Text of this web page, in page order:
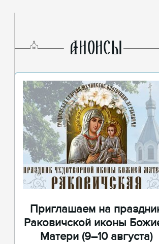
AНОНСЫ
Приглашаем на
Раковичской иконы
Матери (9–10 августа)